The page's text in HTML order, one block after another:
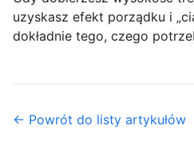
uzyskasz efekt porządku i
dokładnie tego, czego
← Powrót do listy artykułów